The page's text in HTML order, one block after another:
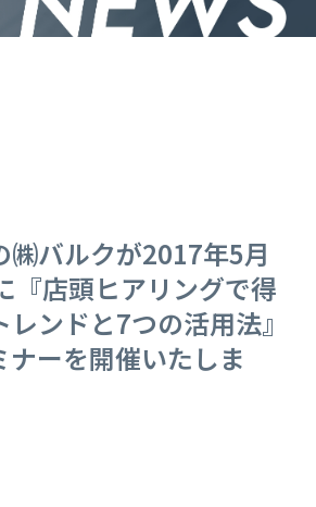
㈱バルクが2017年5月
『店頭ヒアリングで得
ンドと7つの活用法』
ナーを開催いたしま